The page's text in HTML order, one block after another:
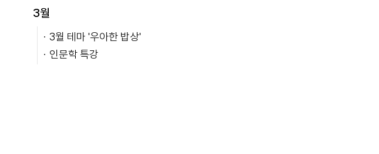
3월
3월 테마 '우아한 밥상'
인문학 특강